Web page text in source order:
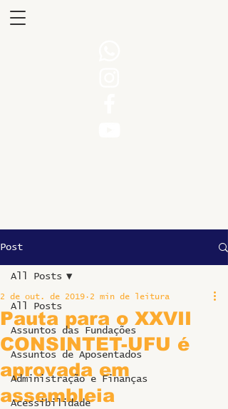
Post
All Posts
Assuntos das Fundações
Assuntos de Aposentados
Administração e Finanças
Acessibilidade
All Posts
Pauta para o XXVII
CONSINTET-UFU é
aprovada em
assembleia
2 de out. de 2019 2 min de leitura